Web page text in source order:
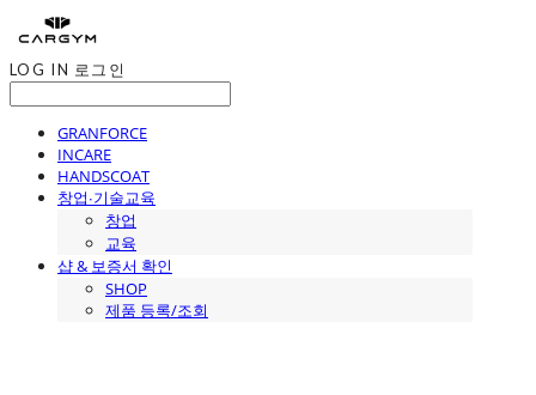
LOG IN 로그인
GRANFORCE
INCARE
HANDSCOAT
창업∙기술교육
창업
교육
샵 & 보증서 확인
SHOP
제품 등록/조회